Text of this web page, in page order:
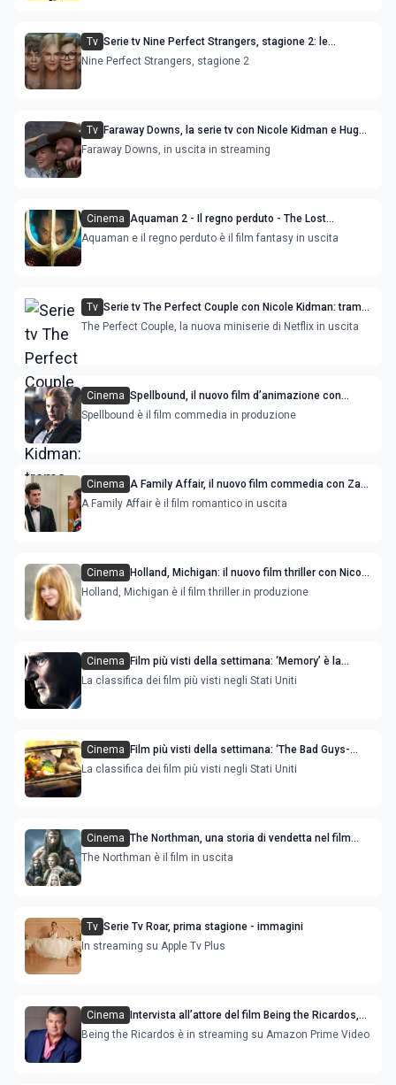
Tv Serie tv Nine Perfect Strangers, stagione 2: le
anticipazioni, il nuovo cast e la trama
Nine Perfect Strangers, stagione 2
Tv Faraway Downs, la serie tv con Nicole Kidman e Hugh
Jackman: una trama ricca di colpi di scena
Faraway Downs, in uscita in streaming
Cinema Aquaman 2 - Il regno perduto - The Lost
Kingdom, le novità sul sequel del film
Aquaman e il regno perduto è il film fantasy in uscita
Tv Serie tv The Perfect Couple con Nicole Kidman: trama,
cast e uscita
The Perfect Couple, la nuova miniserie di Netflix in uscita
Cinema Spellbound, il nuovo film d’animazione con
Rachel Zegler e Nicole Kidman
Spellbound è il film commedia in produzione
Cinema A Family Affair, il nuovo film commedia con Zac
Efron e Nicole Kidman
A Family Affair è il film romantico in uscita
Cinema
Holland, Michigan: il nuovo film thriller con Nicole
Kidman
Holland, Michigan è il film thriller in produzione
Cinema
Film più visti della settimana: ‘Memory’ è la
novità
La classifica dei film più visti negli Stati Uniti
Cinema
Film più visti della settimana: ‘The Bad Guys-
Troppo cattivi’ e ‘The Northman’ sono le novità
La classifica dei film più visti negli Stati Uniti
Cinema The Northman, una storia di vendetta nel film
con Alexander Skarsgård: immagini dal set
The Northman è il film in uscita
Tv Serie Tv Roar, prima stagione - immagini
In streaming su Apple Tv Plus
Cinema
Intervista all’attore del film Being the Ricardos,
Jeff Holman: ‘Nicole Kidman guida la storia'
Being the Ricardos è in streaming su Amazon Prime Video